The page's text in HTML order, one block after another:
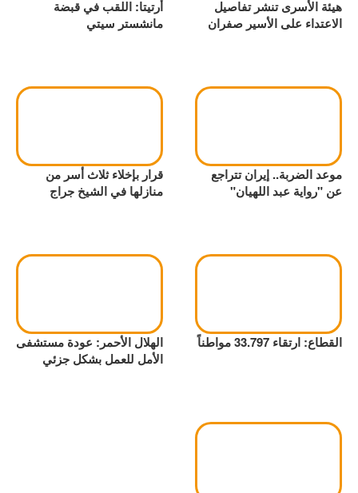
هيئة الأسرى تنشر تفاصيل
الاعتداء على الأسير صفران
أرتيتا: اللقب في قبضة
مانشستر سيتي
موعد الضربة.. إيران تتراجع
عن "رواية عبد اللهيان"
قرار بإخلاء ثلاث أسر من
منازلها في الشيخ جراج
القطاع: ارتقاء 33.797 مواطناً
الهلال الأحمر: عودة مستشفى
الأمل للعمل بشكل جزئي